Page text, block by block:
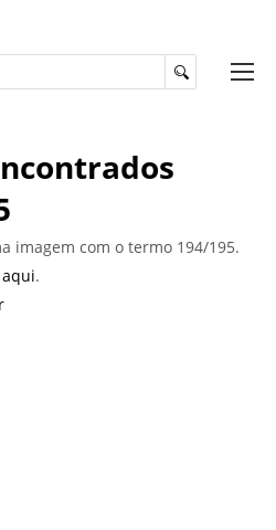
imagem com o termo 194/195.
.